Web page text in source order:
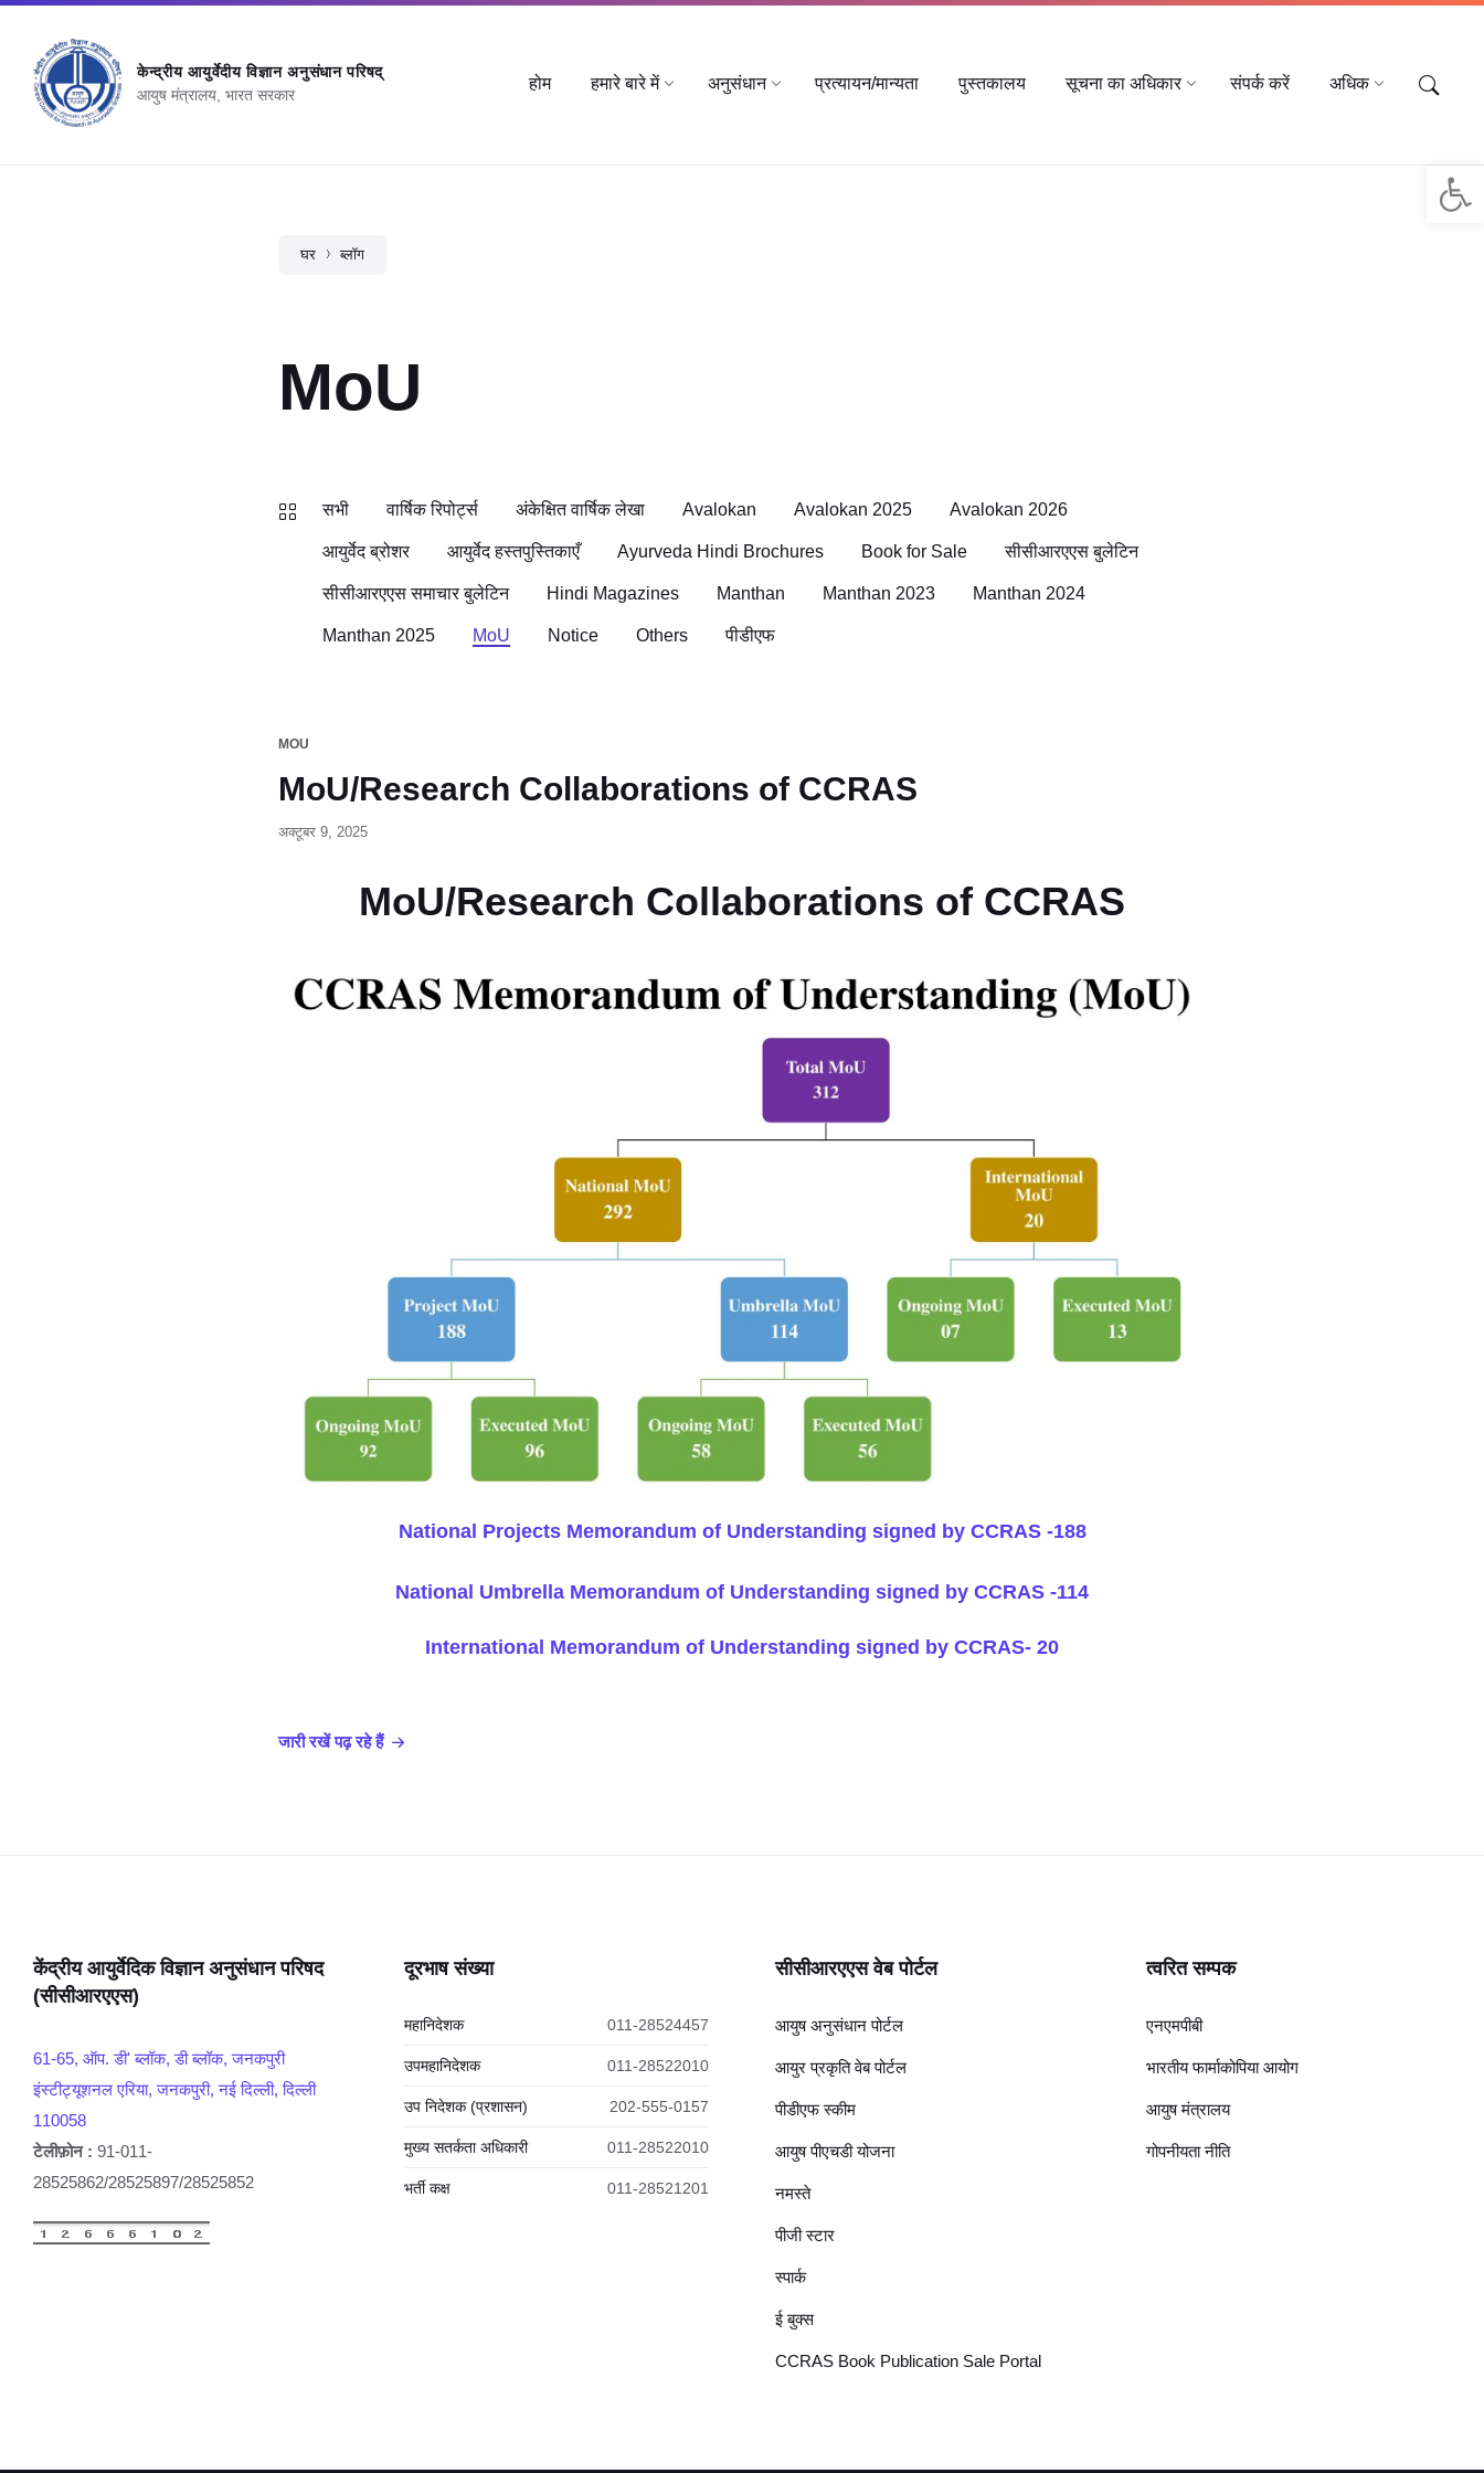
केन्‍द्रीय आयुर्वेदीय विज्ञान अनुसंधान परिषद्
आयुष मंत्रालय, भारत सरकार
होम हमारे बारे में अनुसंधान प्रत्यायन/मान्यता पुस्तकालय सूचना का अधिकार संपर्क करें अधिक
घर ब्लॉग
MoU
सभी वार्षिक रिपोर्ट्स अंकेक्षित वार्षिक लेखा Avalokan Avalokan 2025 Avalokan 2026
आयुर्वेद ब्रोशर आयुर्वेद हस्तपुस्तिकाएँ Ayurveda Hindi Brochures Book for Sale सीसीआरएएस बुलेटिन
सीसीआरएएस समाचार बुलेटिन Hindi Magazines Manthan Manthan 2023 Manthan 2024
Manthan 2025 MoU Notice Others पीडीएफ
MOU
MoU/Research Collaborations of CCRAS
अक्टूबर 9, 2025
MoU/Research Collaborations of CCRAS
National Projects Memorandum of Understanding signed by CCRAS -188
National Umbrella Memorandum of Understanding signed by CCRAS -114
International Memorandum of Understanding signed by CCRAS- 20
जारी रखें पढ़ रहे हैं
केंद्रीय आयुर्वेदिक विज्ञान अनुसंधान परिषद
(सीसीआरएएस)
61-65, ऑप. डी' ब्लॉक, डी ब्लॉक, जनकपुरी
इंस्टीट्यूशनल एरिया, जनकपुरी, नई दिल्ली, दिल्ली
110058
टेलीफ़ोन : 91-011-
28525862/28525897/28525852
दूरभाष संख्या
महानिदेशक 011-28524457
उपमहानिदेशक 011-28522010
उप निदेशक (प्रशासन) 202-555-0157
मुख्य सतर्कता अधिकारी 011-28522010
भर्ती कक्ष 011-28521201
सीसीआरएएस वेब पोर्टल
आयुष अनुसंधान पोर्टल
आयुर प्रकृति वेब पोर्टल
पीडीएफ स्कीम
आयुष पीएचडी योजना
नमस्ते
पीजी स्टार
स्पार्क
ई बुक्स
CCRAS Book Publication Sale Portal
त्वरित सम्पक
एनएमपीबी
भारतीय फार्माकोपिया आयोग
आयुष मंत्रालय
गोपनीयता नीति